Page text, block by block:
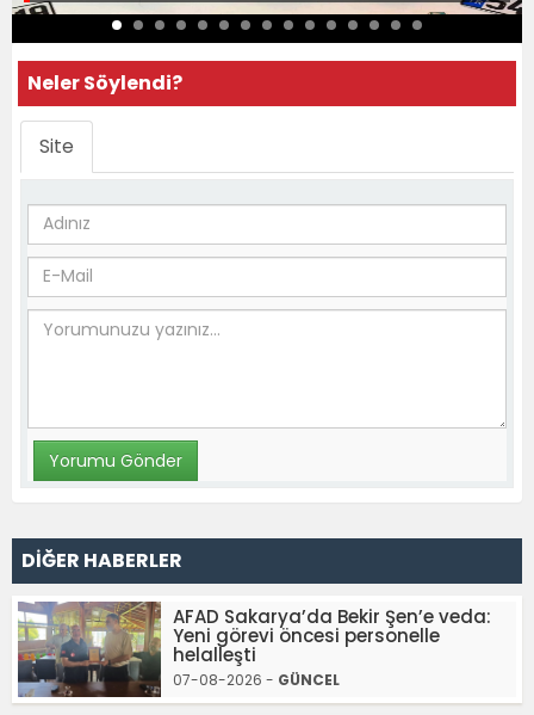
Neler Söylendi?
Site
DİĞER HABERLER
AFAD Sakarya’da Bekir Şen’e veda:
Yeni görevi öncesi personelle
helalleşti
07-08-2026 - GÜNCEL